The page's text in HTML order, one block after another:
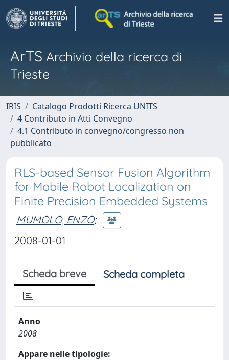
ArTS Archivio della ricerca di
Trieste
IRIS
Catalogo Prodotti Ricerca UNITS
4 Contributo in Atti Convegno
4.1 Contributo in convegno/congresso non
pubblicato
RLS-based Sensor Fusion Algorithm
for Mobile Robot Localization on
Finite Precision Embedded Systems
MUMOLO, ENZO;
2008-01-01
Scheda breve Scheda completa
Anno
2008
Appare nelle tipologie: